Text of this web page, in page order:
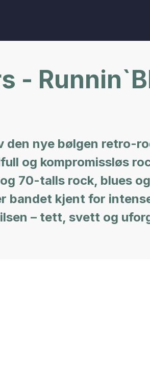
-
nye bølgen retro-
og kompromissløs
70-talls rock, blues
bandet kjent for
– tett, svett og